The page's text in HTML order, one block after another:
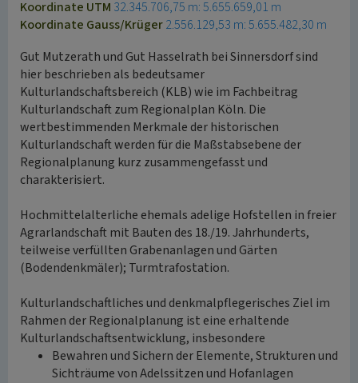
Koordinate UTM 32.345.706,75 m: 5.655.659,01 m
Koordinate Gauss/Krüger2.556.129,53 m: 5.655.482,30 m
Gut Mutzerath und Gut Hasselrath bei Sinnersdorf sind
hier beschrieben als bedeutsamer
Kulturlandschaftsbereich (KLB) wie im Fachbeitrag
Kulturlandschaft zum Regionalplan Köln. Die
wertbestimmenden Merkmale der historischen
Kulturlandschaft werden für die Maßstabsebene der
Regionalplanung kurz zusammengefasst und
charakterisiert.
Hochmittelalterliche ehemals adelige Hofstellen in freier
Agrarlandschaft mit Bauten des 18./19. Jahrhunderts,
teilweise verfüllten Grabenanlagen und Gärten
(Bodendenkmäler); Turmtrafostation.
Kulturlandschaftliches und denkmalpflegerisches Ziel im
Rahmen der Regionalplanung ist eine erhaltende
Kulturlandschaftsentwicklung, insbesondere
Bewahren und Sichern der Elemente, Strukturen und
Sichträume von Adelssitzen und Hofanlagen